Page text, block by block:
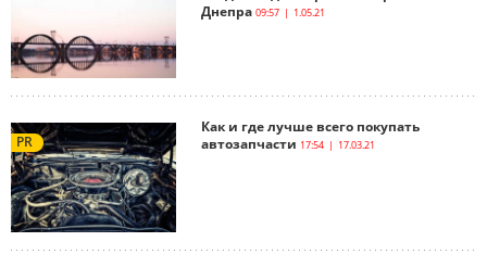
Днепра 09:57 | 1.05.21
PR
Как и где лучше всего покупать
автозапчасти 17:54 | 17.03.21